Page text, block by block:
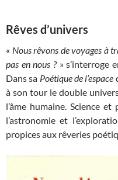
Rêves d’univers
« Nous rêvons de voyages à
pas en nous ?» s’interroge
Dans sa Poétique de l’espace
à son tour le double
l’âme humaine. Science
l’astronomie et
propices aux rêveries